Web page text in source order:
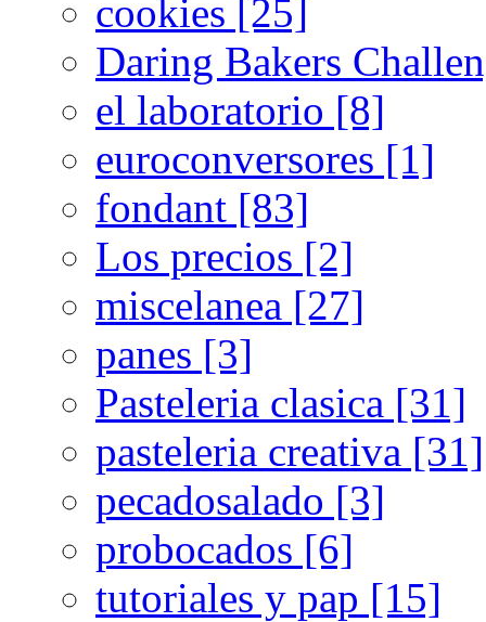
cookies [25]
Daring Bakers
el laboratorio [8]
euroconversores [1]
fondant [83]
Los precios [2]
miscelanea [27]
panes [3]
Pasteleria clasica [31]
pasteleria creativa [31]
pecadosalado [3]
probocados [6]
tutoriales y pap [15]